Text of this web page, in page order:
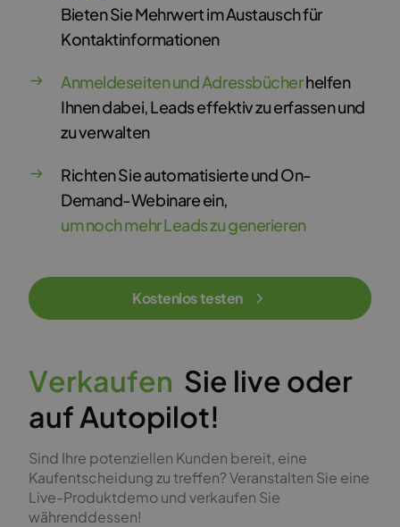
Bieten Sie Mehrwert im Austausch für
Kontaktinformationen
Anmeldeseiten und Adressbücherhelfen
Ihnen dabei, Leads effektiv zu erfassen und
zu verwalten
Richten Sie automatisierte und On-
Demand-Webinare ein,
um noch mehr Leads zu generieren
Kostenlos testen
Verkaufen Sie live oder
auf Autopilot!
Sind Ihre potenziellen Kunden bereit, eine
Kaufentscheidung zu treffen? Veranstalten Sie eine
Live-Produktdemo und verkaufen Sie
währenddessen!